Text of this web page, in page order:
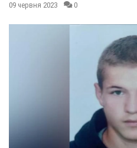
09 червня 2023 0